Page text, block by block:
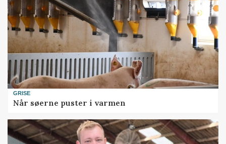
GRISE
Når søerne puster i varmen